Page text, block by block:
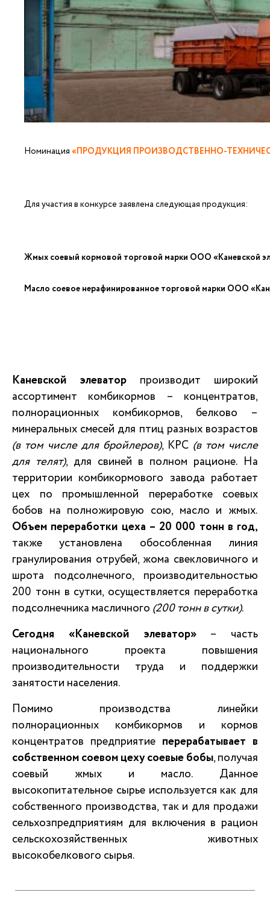
Номинация «ПРОДУКЦИЯ ПРОИЗВОДСТВЕННО-
Для участия в конкурсе заявлена следующая продукция:
Жмых соевый кормовой торговой марки ООО «Каневской
Масло соевое нерафинированное торговой марки ООО
Каневской элеватор производит широкий
ассортимент комбикормов – концентратов,
полнорационных комбикормов, белково –
минеральных смесей для птиц разных возрастов
(в том числе для бройлеров), КРС (в том числе
для телят), для свиней в полном рационе. На
территории комбикормового завода работает
цех по промышленной переработке соевых
бобов на полножировую сою, масло и жмых.
Объем переработки цеха – 20 000 тонн в год,
также установлена обособленная линия
гранулирования отрубей, жома свекловичного и
шрота подсолнечного, производительностью
200 тонн в сутки, осуществляется переработка
подсолнечника масличного (200 тонн в сутки).
Сегодня «Каневской элеватор»– часть
национального проекта повышения
производительности труда и поддержки
занятости населения.
Помимо производства линейки
полнорационных комбикормов и кормов
концентратов предприятие перерабатывает в
собственном соевом цеху соевые бобы, получая
соевый жмых и масло. Данное
высокопитательное сырье используется как для
собственного производства, так и для продажи
сельхозпредприятиям для включения в рацион
сельскохозяйственных животных
высокобелкового сырья.